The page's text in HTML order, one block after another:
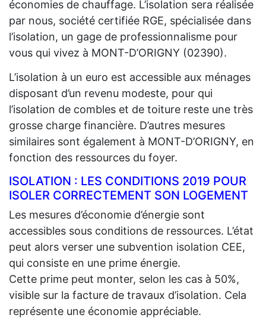
économies de chauffage. L’isolation sera réalisée
par nous, société certifiée RGE, spécialisée dans
l’isolation, un gage de professionnalisme pour
vous qui vivez à MONT-D’ORIGNY (02390).
L’isolation à un euro est accessible aux ménages
disposant d’un revenu modeste, pour qui
l’isolation de combles et de toiture reste une très
grosse charge financière. D’autres mesures
similaires sont également à MONT-D’ORIGNY, en
fonction des ressources du foyer.
ISOLATION : LES CONDITIONS 2019 POUR
ISOLER CORRECTEMENT SON LOGEMENT
Les mesures d’économie d’énergie sont
accessibles sous conditions de ressources. L’état
peut alors verser une subvention isolation CEE,
qui consiste en une prime énergie.
Cette prime peut monter, selon les cas à 50%,
visible sur la facture de travaux d’isolation. Cela
représente une économie appréciable.